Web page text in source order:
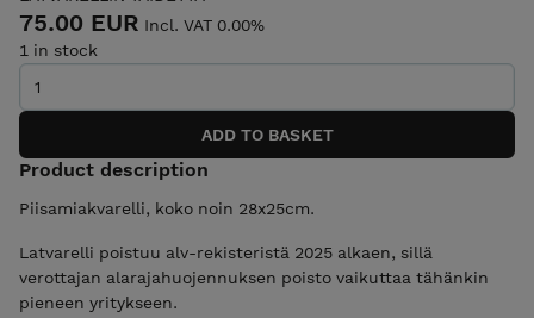
75.00 EUR Incl. VAT 0.00%
1 in stock
Product description
Piisamiakvarelli, koko noin 28x25cm.
Latvarelli poistuu alv-rekisteristä 2025 alkaen, sillä
verottajan alarajahuojennuksen poisto vaikuttaa tähänkin
pieneen yritykseen.